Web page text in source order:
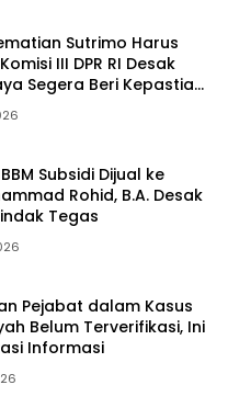
Sutrimo Harus
III DPR RI Desak
Segera Beri Kepastian
Subsidi Dijual ke
Rohid, B.A. Desak
Tegas
Pejabat dalam Kasus
Belum Terverifikasi, Ini
Informasi